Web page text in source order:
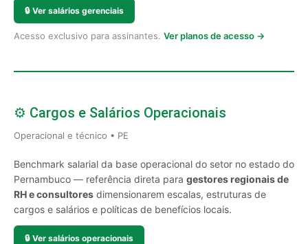
🔒 Ver salários gerenciais
Acesso exclusivo para assinantes. Ver planos de acesso →
⚙️ Cargos e Salários Operacionais
Operacional e técnico • PE
Benchmark salarial da base operacional do setor no estado do
Pernambuco — referência direta para gestores regionais de
RH e consultores dimensionarem escalas, estruturas de
cargos e salários e políticas de benefícios locais.
🔒 Ver salários operacionais